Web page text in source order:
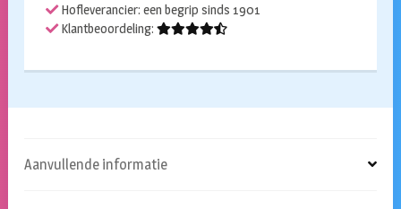
Hofleverancier: een begrip sinds 1901
Klantbeoordeling:
Aanvullende informatie